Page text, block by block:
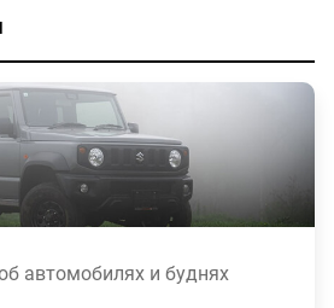
автомобилях и буднях